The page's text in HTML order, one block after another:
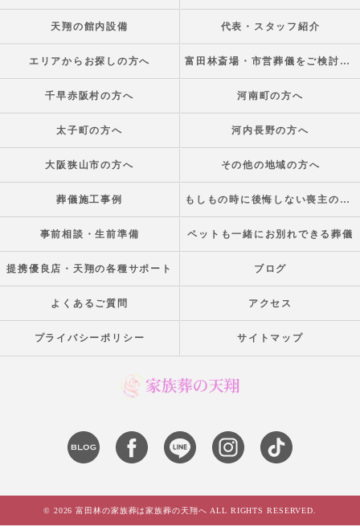
天翔の館内設備 代表・スタッフ紹介
エリアからお探しの方へ 富田林斎場・市営葬儀をご検討の方へ
千早赤阪村の方へ 河南町の方へ
太子町の方へ 河内長野の方へ
大阪狭山市の方へ その他の地域の方へ
葬儀施工事例 もしもの時に後悔しない喪主の手引き
事前相談・生前準備 ペットも一緒にお別れできる葬儀
提携優良店・天翔の各種サポート ブログ
よくあるご質問 アクセス
プライバシーポリシー サイトマップ
© 2026 富田林の家族葬は家族葬の天翔へ ALL RIGHTS RESERVED.